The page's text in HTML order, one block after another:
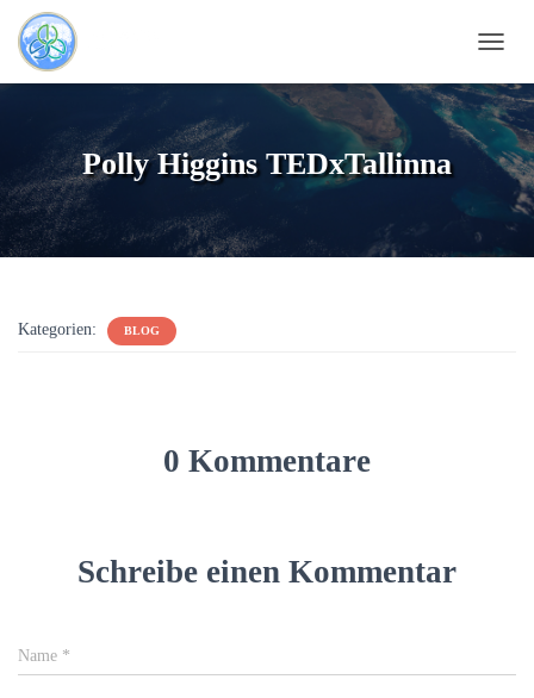
Polly Higgins TEDxTallinna
Kategorien: BLOG
0 Kommentare
Schreibe einen Kommentar
Name *